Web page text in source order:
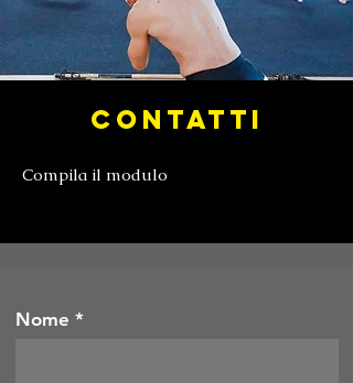
CONTATTI
Compila il modulo
Nome